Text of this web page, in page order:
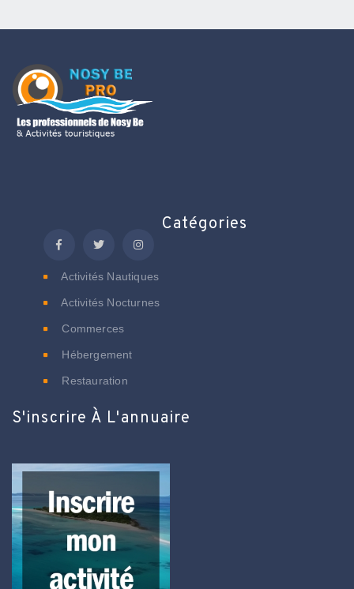
Catégories
Activités Nautiques
Activités Nocturnes
Commerces
Hébergement
Restauration
S'inscrire À L'annuaire